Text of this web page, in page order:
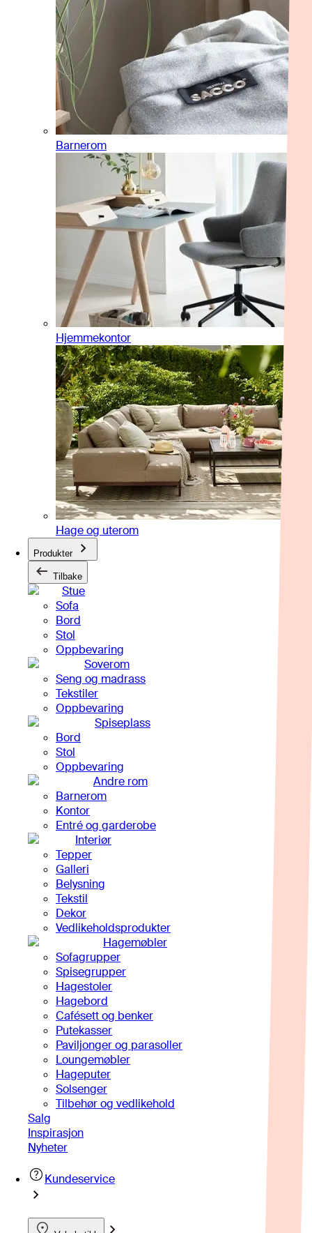
Barnerom
Hjemmekontor
Hage og uterom
Produkter
Tilbake
Stue
Sofa
Bord
Stol
Oppbevaring
Soverom
Seng og madrass
Tekstiler
Oppbevaring
Spiseplass
Bord
Stol
Oppbevaring
Andre rom
Barnerom
Kontor
Entré og garderobe
Interiør
Tepper
Galleri
Belysning
Tekstil
Dekor
Vedlikeholdsprodukter
Hagemøbler
Sofagrupper
Spisegrupper
Hagestoler
Hagebord
Cafésett og benker
Putekasser
Paviljonger og parasoller
Loungemøbler
Hageputer
Solsenger
Tilbehør og vedlikehold
Salg
Inspirasjon
Nyheter
Kundeservice